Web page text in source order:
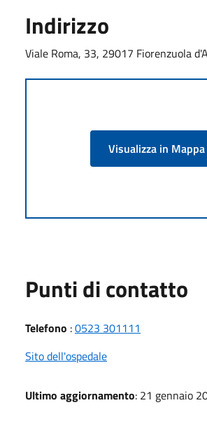
Indirizzo
Viale Roma, 33, 29017 Fiorenzuola
Visualizza in Mappa
Punti di contatto
Telefono :0523 301111
Sito dell'ospedale
Ultimo aggiornamento: 21 gennaio